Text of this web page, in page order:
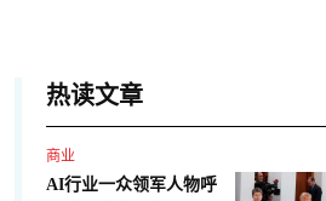
热读文章
商业
AI行业一众领军人物呼